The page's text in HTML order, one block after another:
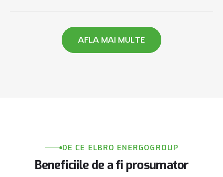
AFLA MAI MULTE
DE CE ELBRO ENERGOGROUP
Beneficiile de afi prosumator